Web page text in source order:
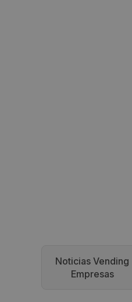
Noticias Vending
Empresas